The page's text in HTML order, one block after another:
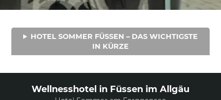
HOTEL SOMMER FÜSSEN – DAS WICHTIGSTE
IN KÜRZE
Wellnesshotel in Füssen im Allgäu